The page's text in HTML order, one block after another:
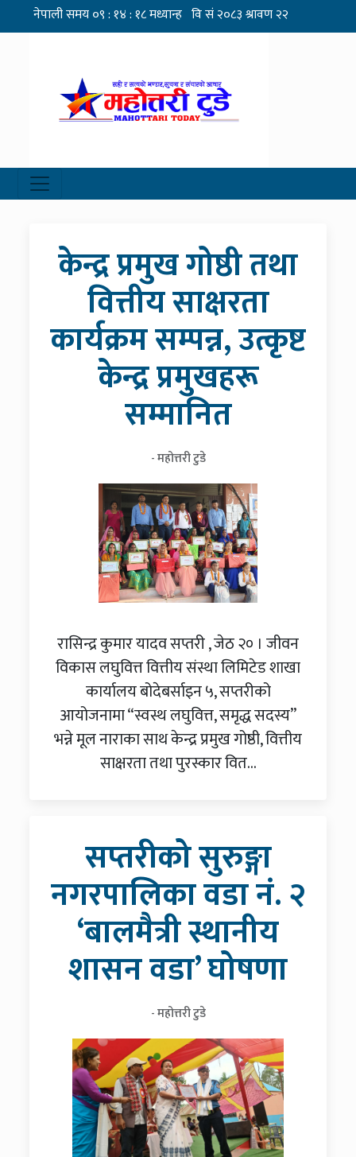
केन्द्र प्रमुख गोष्ठी तथा
वित्तीय साक्षरता
कार्यक्रम सम्पन्न, उत्कृष्ट
केन्द्र प्रमुखहरू
सम्मानित
- महोत्तरी टुडे
रासिन्द्र कुमार यादव सप्तरी , जेठ २० । जीवन
विकास लघुवित्त वित्तीय संस्था लिमिटेड शाखा
कार्यालय बोदेबर्साइन ५, सप्तरीको
आयोजनामा “स्वस्थ लघुवित्त, समृद्ध सदस्य”
भन्ने मूल नाराका साथ केन्द्र प्रमुख गोष्ठी, वित्तीय
साक्षरता तथा पुरस्कार वित...
सप्तरीको सुरुङ्गा
नगरपालिका वडा नं. २
‘बालमैत्री स्थानीय
शासन वडा’ घोषणा
- महोत्तरी टुडे